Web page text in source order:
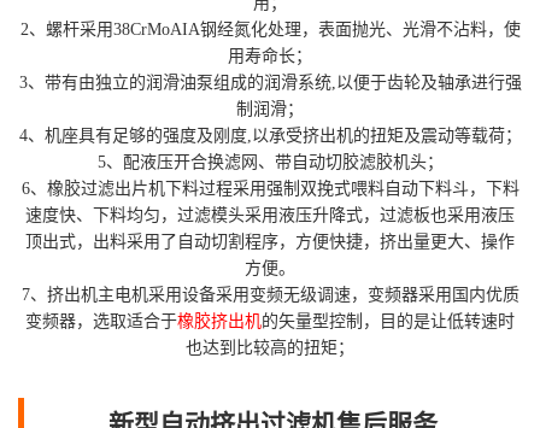
2、螺杆采用38CrMoAIA钢经氮化处理，表面抛光、光滑不沾料，使
用寿命长；
3、带有由独立的润滑油泵组成的润滑系统,以便于齿轮及轴承进行强
制润滑；
4、机座具有足够的强度及刚度,以承受挤出机的扭矩及震动等载荷；
5、配液压开合换滤网、带自动切胶滤胶机头；
6、橡胶过滤出片机下料过程采用强制双挽式喂料自动下料斗，下料
速度快、下料均匀，过滤模头采用液压升降式，过滤板也采用液压
顶出式，出料采用了自动切割程序，方便快捷，挤出量更大、操作
方便。
7、挤出机主电机采用设备采用变频无级调速，变频器采用国内优质
变频器，选取适合于橡胶挤出机的矢量型控制，目的是让低转速时
也达到比较高的扭矩；